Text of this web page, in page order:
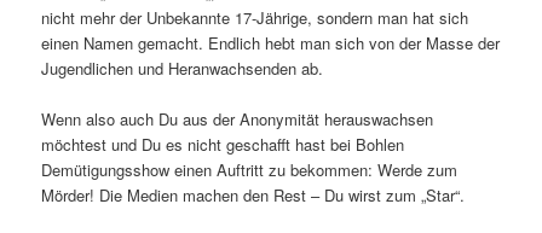
nicht mehr der Unbekannte 17-Jährige, sondern man hat sich
einen Namen gemacht. Endlich hebt man sich von der Masse der
Jugendlichen und Heranwachsenden ab.
Wenn also auch Du aus der Anonymität herauswachsen
möchtest und Du es nicht geschafft hast bei Bohlen
Demütigungsshow einen Auftritt zu bekommen: Werde zum
Mörder! Die Medien machen den Rest – Du wirst zum „Star“.